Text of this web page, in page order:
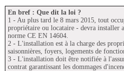
En bref : Que dit la loi ?
1 - Au plus tard le 8 mars 2015, tout
propriétaire ou locataire - devra installer
norme CE EN 14604.
2 - L'installation est à la charge des
saisonnières, foyers, logements de
3 - L'installation doit être notifiée à
contrat garantissant les dommages